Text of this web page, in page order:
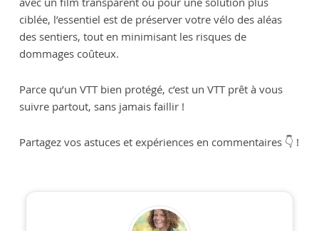
ciblée, l’essentiel est de préserver votre vélo des aléas
des sentiers, tout en minimisant les risques de
dommages coûteux.
Parce qu’un VTT bien protégé, c’est un VTT prêt à vous
suivre partout, sans jamais faillir !
Partagez vos astuces et expériences en commentaires 👇 !